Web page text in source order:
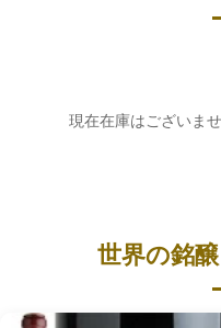
現在在庫はございま
世界の銘